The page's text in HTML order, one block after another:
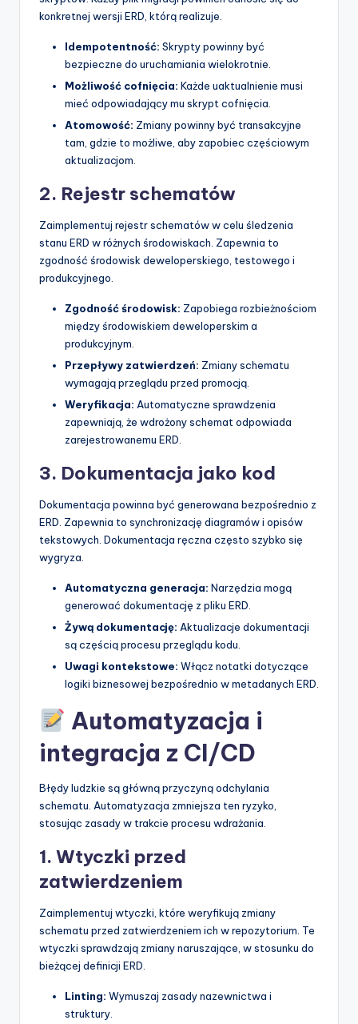
konkretnej wersji ERD, którą realizuje.
Idempotentność: Skrypty powinny być
bezpieczne do uruchamiania wielokrotnie.
Możliwość cofnięcia: Każde uaktualnienie musi
mieć odpowiadający mu skrypt cofnięcia.
Atomowość: Zmiany powinny być transakcyjne
tam, gdzie to możliwe, aby zapobiec częściowym
aktualizacjom.
2. Rejestr schematów
Zaimplementuj rejestr schematów w celu śledzenia
stanu ERD w różnych środowiskach. Zapewnia to
zgodność środowisk deweloperskiego, testowego i
produkcyjnego.
Zgodność środowisk: Zapobiega rozbieżnościom
między środowiskiem deweloperskim a
produkcyjnym.
Przepływy zatwierdzeń: Zmiany schematu
wymagają przeglądu przed promocją.
Weryfikacja: Automatyczne sprawdzenia
zapewniają, że wdrożony schemat odpowiada
zarejestrowanemu ERD.
3. Dokumentacja jako kod
Dokumentacja powinna być generowana bezpośrednio z
ERD. Zapewnia to synchronizację diagramów i opisów
tekstowych. Dokumentacja ręczna często szybko się
wygryza.
Automatyczna generacja: Narzędzia mogą
generować dokumentację z pliku ERD.
Żywą dokumentację: Aktualizacje dokumentacji
są częścią procesu przeglądu kodu.
Uwagi kontekstowe: Włącz notatki dotyczące
logiki biznesowej bezpośrednio w metadanych ERD.
Automatyzacja i
integracja z CI/CD
Błędy ludzkie są główną przyczyną odchylania
schematu. Automatyzacja zmniejsza ten ryzyko,
stosując zasady w trakcie procesu wdrażania.
1. Wtyczki przed
zatwierdzeniem
Zaimplementuj wtyczki, które weryfikują zmiany
schematu przed zatwierdzeniem ich w repozytorium. Te
wtyczki sprawdzają zmiany naruszające, w stosunku do
bieżącej definicji ERD.
Linting: Wymuszaj zasady nazewnictwa i
struktury.